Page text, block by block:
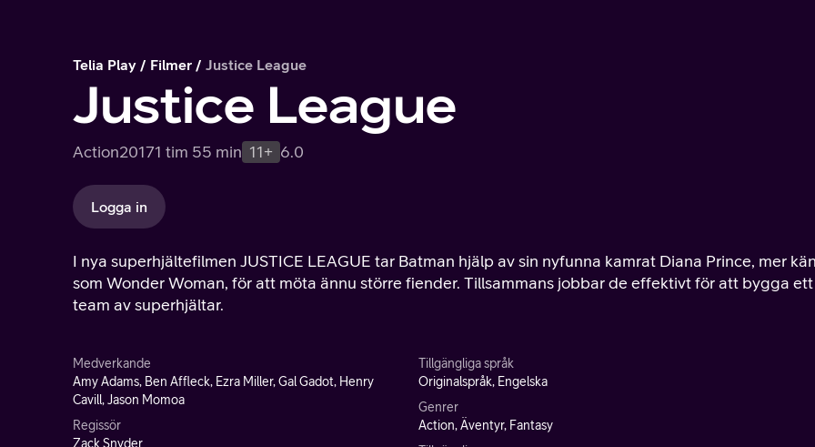
Telia Play Filmer Justice League
Justice League
Action20171 tim 55 min 11+ 6.0
Logga in
I nya superhjältefilmen JUSTICE LEAGUE tar Batman hjälp av sin nyfunna kamrat Diana Prince, mer
som Wonder Woman, för att möta ännu större fiender. Tillsammans jobbar de effektivt för att bygga ett
team av superhjältar.
Medverkande
Amy Adams, Ben Affleck, Ezra Miller, Gal Gadot, Henry
Cavill, Jason Momoa
Regissör
Zack Snyder
Tillgängliga språk
Originalspråk, Engelska
Genrer
Action, Äventyr, Fantasy